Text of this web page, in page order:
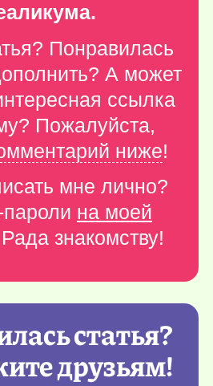
Понравилась
А может
ссылка
Пожалуйста,
ниже!
мне лично?
на моей
знакомству!
статья?
друзьям!